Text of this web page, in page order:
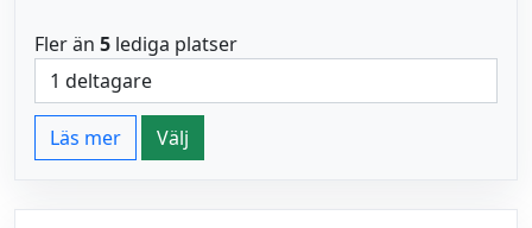
Fler än 5 lediga platser
Läs mer Välj